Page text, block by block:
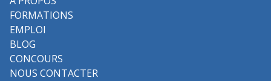
FORMATIONS
EMPLOI
BLOG
CONCOURS
NOUS CONTACTER